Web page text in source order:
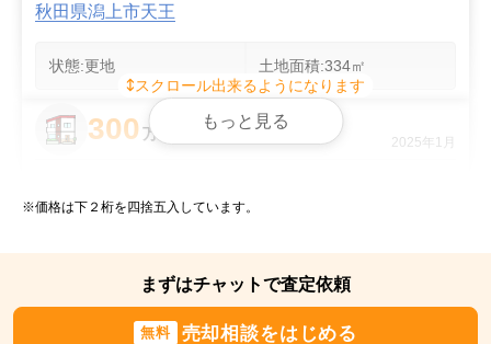
明を心掛け、誠意を持った公正なお取引の実現を目指し
気軽にご連絡ください。
秋田県潟上市天王
状態:更地 土地面積:334㎡
300万円 2025年1月
300万円
スクロール出来るようになります
もっと見る
※価格は下２桁を四捨五入しています。
まずはチャットで査定依頼
無料 売却相談をはじめる